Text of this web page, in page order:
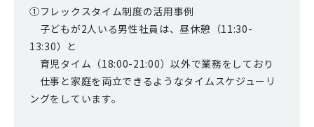
①フレックスタイム制度の活用事例
子どもが2人いる男性社員は、昼休憩（11:30-
13:30）と
育児タイム（18:00-21:00）以外で業務をしており
仕事と家庭を両立できるようなタイムスケジューリ
ングをしています。